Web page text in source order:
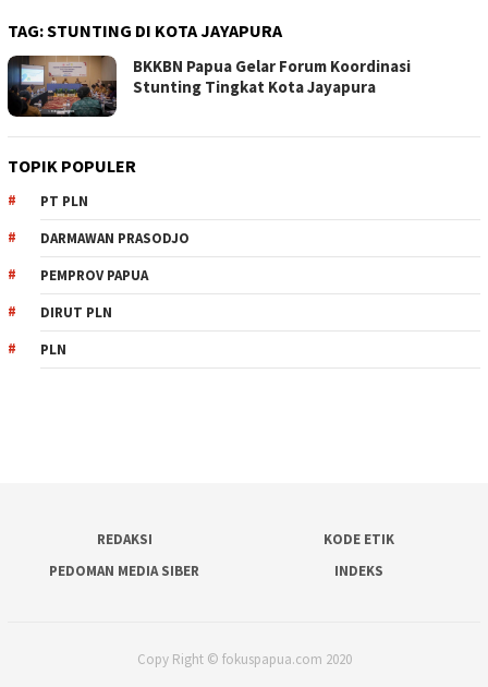
TAG:STUNTING DI KOTA JAYAPURA
BKKBN Papua Gelar Forum Koordinasi
Stunting Tingkat Kota Jayapura
TOPIK POPULER
PT PLN
DARMAWAN PRASODJO
PEMPROV PAPUA
DIRUT PLN
PLN
REDAKSI
KODE ETIK
PEDOMAN MEDIA SIBER
INDEKS
Copy Right © fokuspapua.com 2020